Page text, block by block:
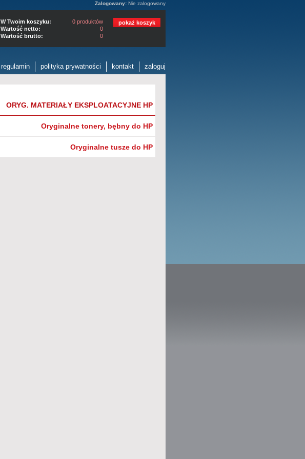
Zalogowany: Nie zalogowany
W Twoim koszyku:
0 produktów
Wartość netto:
0
Wartość brutto:
0
pokaż koszyk
regulamin polityka prywatności kontakt zaloguj
ORYG. MATERIAŁY EKSPLOATACYJNE HP
Oryginalne tonery, bębny do HP
Oryginalne tusze do HP